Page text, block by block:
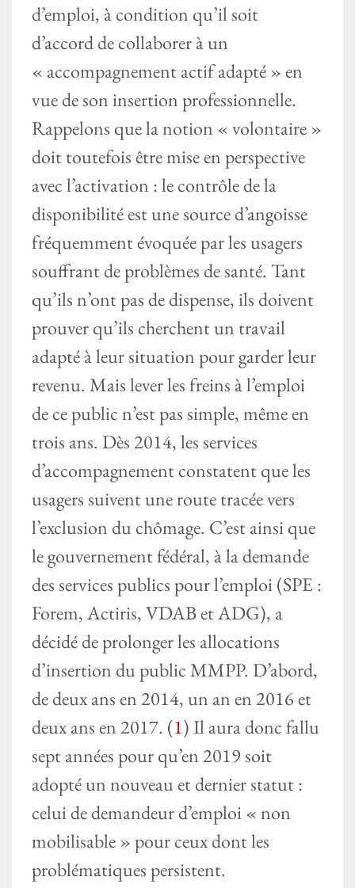
d’emploi, à condition qu’il soit
d’accord de collaborer à un
« accompagnement actif adapté » en
vue de son insertion professionnelle.
Rappelons que la notion « volontaire »
doit toutefois être mise en perspective
avec l’activation : le contrôle de la
disponibilité est une source d’angoisse
fréquemment évoquée par les usagers
souffrant de problèmes de santé. Tant
qu’ils n’ont pas de dispense, ils doivent
prouver qu’ils cherchent un travail
adapté à leur situation pour garder leur
revenu. Mais lever les freins à l’emploi
de ce public n’est pas simple, même en
trois ans. Dès 2014, les services
d’accompagnement constatent que les
usagers suivent une route tracée vers
l’exclusion du chômage. C’est ainsi que
le gouvernement fédéral, à la demande
des services publics pour l’emploi (SPE :
Forem, Actiris, VDAB et ADG), a
décidé de prolonger les allocations
d’insertion du public MMPP. D’abord,
de deux ans en 2014, un an en 2016 et
deux ans en 2017. (1) Il aura donc fallu
sept années pour qu’en 2019 soit
adopté un nouveau et dernier statut :
celui de demandeur d’emploi « non
mobilisable » pour ceux dont les
problématiques persistent.